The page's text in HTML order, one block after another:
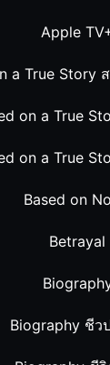
Apple
a True Story ส
on a True
on a True
Based on
Betrayal
Biography ชีว